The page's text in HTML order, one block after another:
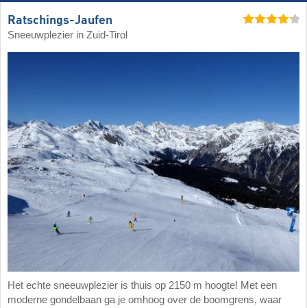
Ratschings-Jaufen
Sneeuwplezier in Zuid-Tirol
Het echte sneeuwplezier is thuis op 2150 m hoogte! Met een
moderne gondelbaan ga je omhoog over de boomgrens, waar